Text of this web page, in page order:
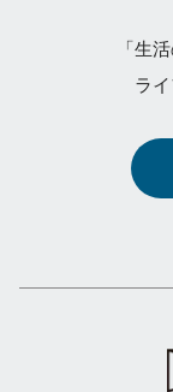
「生
ラ